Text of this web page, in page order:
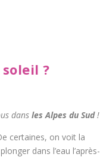
?
dans les Alpes du Sud!
certaines, on voit la
dans l’eau l’après-